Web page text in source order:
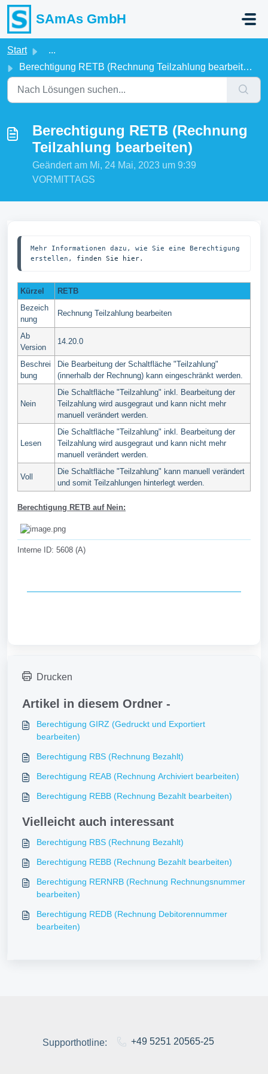
Zum hauptsächlichen Inhalt gehen
SAmAs GmbH
Start
...
Berechtigung RETB (Rechnung Teilzahlung bearbeiten)
Berechtigung RETB (Rechnung
Teilzahlung bearbeiten)
Geändert am Mi, 24 Mai, 2023 um 9:39
VORMITTAGS
Mehr Informationen dazu, wie Sie eine Berechtigung
erstellen, finden Sie hier.
Kürzel
RETB
Bezeich
nung
Rechnung Teilzahlung bearbeiten
Ab
Version
14.20.0
Beschrei
bung
Die Bearbeitung der Schaltfläche "Teilzahlung"
(innerhalb der Rechnung) kann eingeschränkt werden.
Nein
Die Schaltfläche "Teilzahlung" inkl. Bearbeitung der
Teilzahlung wird ausgegraut und kann nicht mehr
manuell verändert werden.
Lesen
Die Schaltfläche "Teilzahlung" inkl. Bearbeitung der
Teilzahlung wird ausgegraut und kann nicht mehr
manuell verändert werden.
Voll
Die Schaltfläche "Teilzahlung" kann manuell verändert
und somit Teilzahlungen hinterlegt werden.
Berechtigung RETB auf Nein:
Interne ID: 5608 (A)
Drucken
Artikel in diesem Ordner -
Berechtigung GIRZ (Gedruckt und Exportiert
bearbeiten)
Berechtigung RBS (Rechnung Bezahlt)
Berechtigung REAB (Rechnung Archiviert bearbeiten)
Berechtigung REBB (Rechnung Bezahlt bearbeiten)
Vielleicht auch interessant
Berechtigung RBS (Rechnung Bezahlt)
Berechtigung REBB (Rechnung Bezahlt bearbeiten)
Berechtigung RERNRB (Rechnung Rechnungsnummer
bearbeiten)
Berechtigung REDB (Rechnung Debitorennummer
bearbeiten)
Supporthotline: +49 5251 20565-25